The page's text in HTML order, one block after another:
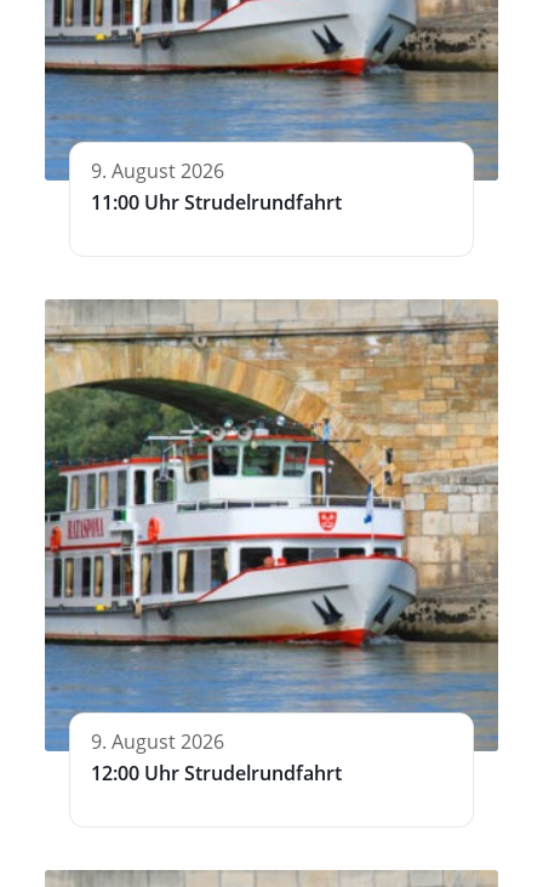
9. August 2026
11:00 Uhr Strudelrundfahrt
9. August 2026
12:00 Uhr Strudelrundfahrt